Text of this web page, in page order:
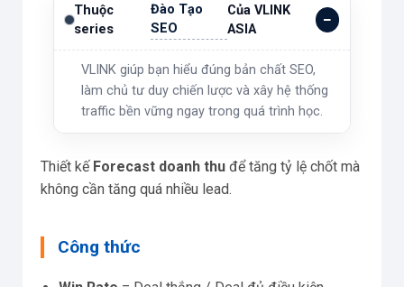
Thuộc
series
Đào Tạo
SEO
Của VLINK
ASIA
VLINK giúp bạn hiểu đúng bản chất SEO,
làm chủ tư duy chiến lược và xây hệ thống
traffic bền vững ngay trong quá trình học.
Thiết kế Forecast doanh thu để tăng tỷ lệ chốt mà
không cần tăng quá nhiều lead.
Công thức